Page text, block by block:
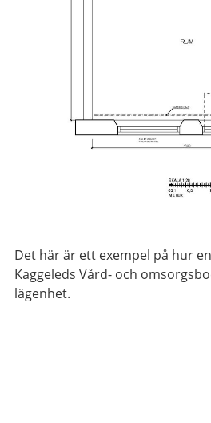
Det här är ett exempel på hur
Kaggeleds Vård- och
lägenhet.